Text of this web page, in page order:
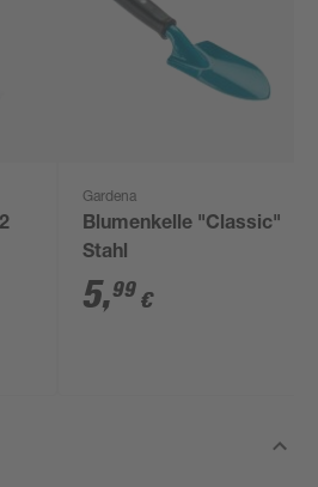
Gardena
Blumenkelle "Classic"
Stahl
5,99 €